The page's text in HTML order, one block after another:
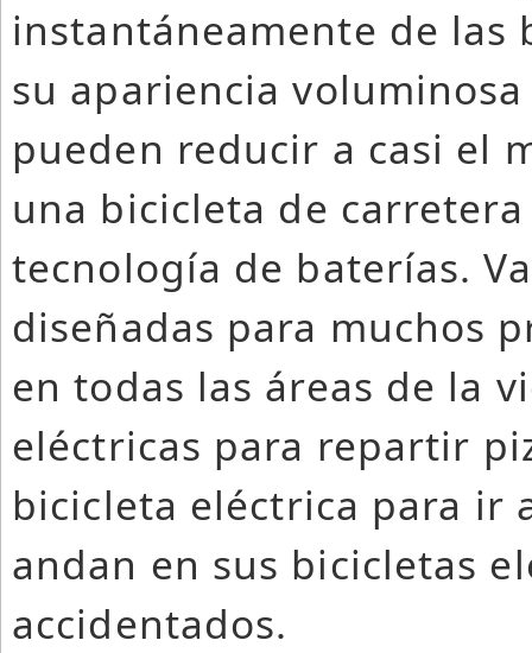
instantáneamente de las
su apariencia
pueden reducir a casi el
una bicicleta de
tecnología de baterías.
diseñadas para muchos
en todas las áreas de la
eléctricas para repartir
bicicleta eléctrica para ir
andan en sus bicicletas
accidentados.